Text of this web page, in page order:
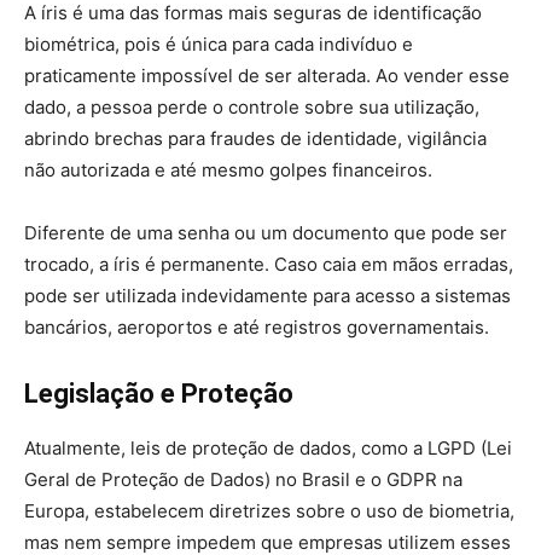
A íris é uma das formas mais seguras de identificação
biométrica, pois é única para cada indivíduo e
praticamente impossível de ser alterada. Ao vender esse
dado, a pessoa perde o controle sobre sua utilização,
abrindo brechas para fraudes de identidade, vigilância
não autorizada e até mesmo golpes financeiros.
Diferente de uma senha ou um documento que pode ser
trocado, a íris é permanente. Caso caia em mãos erradas,
pode ser utilizada indevidamente para acesso a sistemas
bancários, aeroportos e até registros governamentais.
Legislação e Proteção
Atualmente, leis de proteção de dados, como a LGPD (Lei
Geral de Proteção de Dados) no Brasil e o GDPR na
Europa, estabelecem diretrizes sobre o uso de biometria,
mas nem sempre impedem que empresas utilizem esses